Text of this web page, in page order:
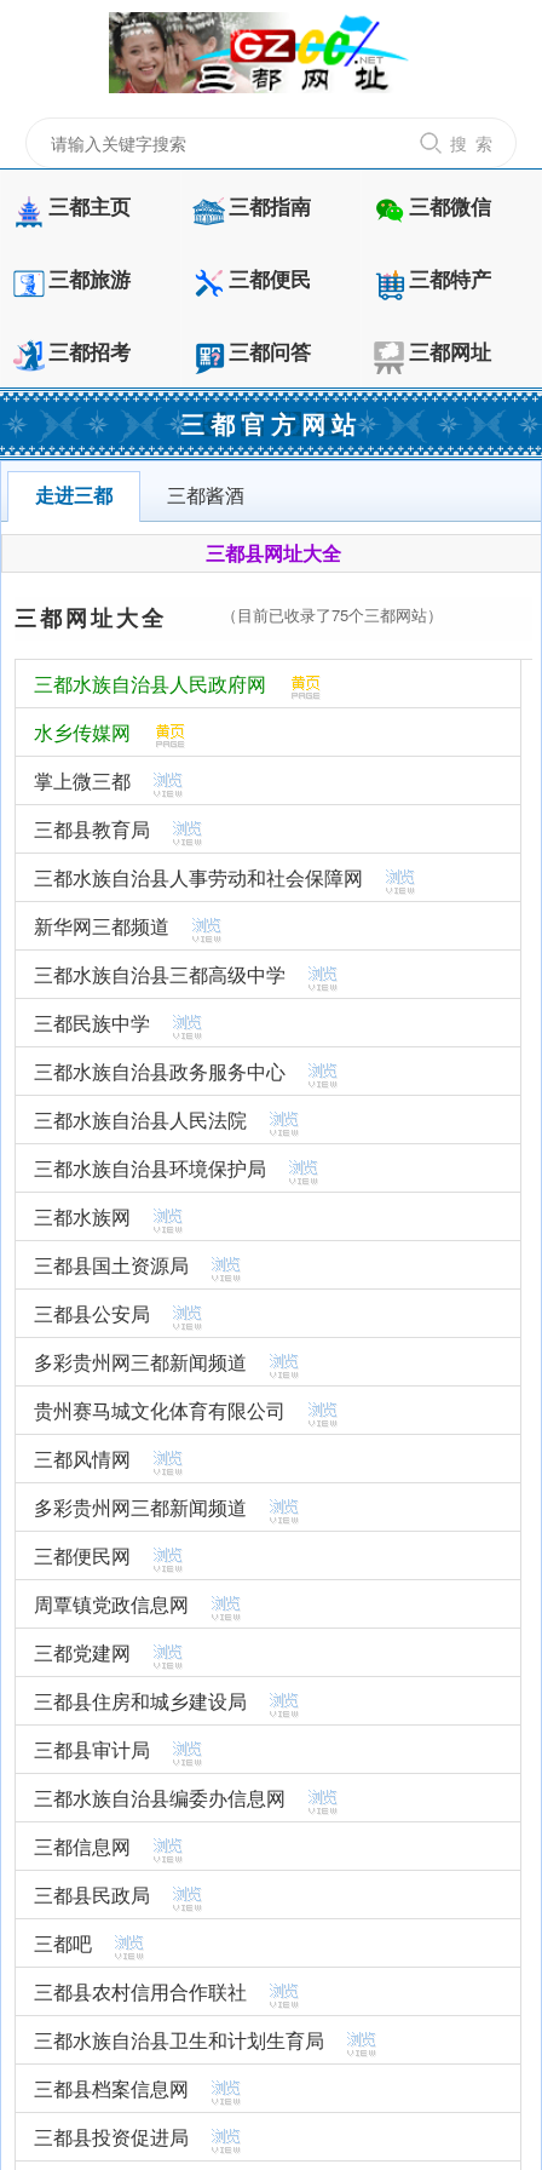
搜 索
三都主页 三都指南 三都微信
三都旅游 三都便民 三都特产
三都招考 三都问答 三都网址
三都官方网站
走进三都 三都酱酒
三都县网址大全
三都网址大全 （目前已收录了75个三都网站）
三都水族自治县人民政府网
水乡传媒网
掌上微三都
三都县教育局
三都水族自治县人事劳动和社会保障网
新华网三都频道
三都水族自治县三都高级中学
三都民族中学
三都水族自治县政务服务中心
三都水族自治县人民法院
三都水族自治县环境保护局
三都水族网
三都县国土资源局
三都县公安局
多彩贵州网三都新闻频道
贵州赛马城文化体育有限公司
三都风情网
多彩贵州网三都新闻频道
三都便民网
周覃镇党政信息网
三都党建网
三都县住房和城乡建设局
三都县审计局
三都水族自治县编委办信息网
三都信息网
三都县民政局
三都吧
三都县农村信用合作联社
三都水族自治县卫生和计划生育局
三都县档案信息网
三都县投资促进局